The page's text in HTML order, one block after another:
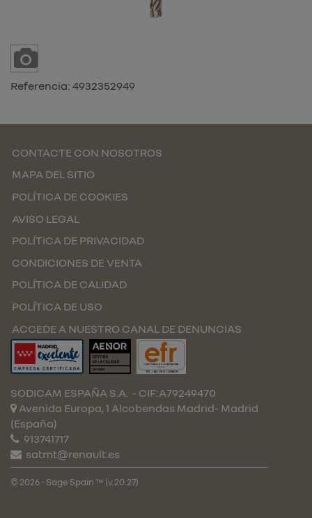
Referencia: 4932352949
CONTACTE CON NOSOTROS
MAPA DEL SITIO
POLÍTICA DE COOKIES
AVISO LEGAL
POLÍTICA DE PRIVACIDAD
CONDICIONES DE VENTA
POLÍTICA DE CALIDAD
POLÍTICA DE USO
ACCEDE A NUESTRO CANAL DE DENUNCIAS
SODICAM ESPAÑA S.A. - CIF:A79249470
Avenida Europa, 1 Alcobendas Madrid- Madrid
(España)
913741717
satmt@renault.es
© 2026 - Sage Spain ™ (v.20.27)